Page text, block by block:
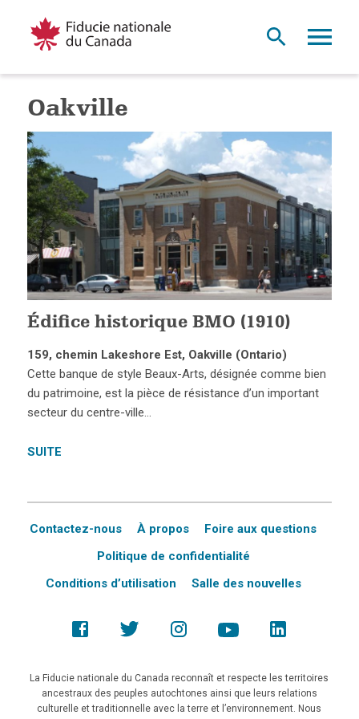
Oakville
Édifice historique BMO (1910)
159, chemin Lakeshore Est, Oakville (Ontario)
Cette banque de style Beaux-Arts, désignée comme bien
du patrimoine, est la pièce de résistance d’un important
secteur du centre-ville…
SUITE
Contactez-nous À propos
Foire aux questions
Politique de confidentialité
Conditions d’utilisation
Salle des nouvelles
La Fiducie nationale du Canada reconnaît et respecte les territoires
ancestraux des peuples autochtones ainsi que leurs relations
culturelle et traditionnelle avec la terre et l’environnement. Nous